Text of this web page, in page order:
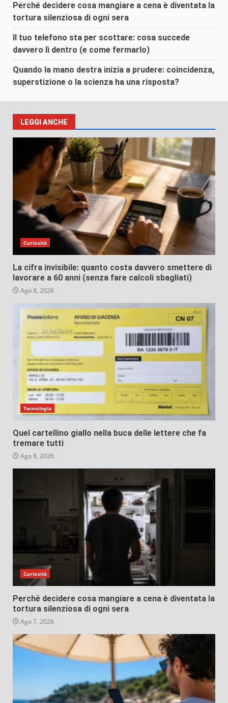
Perché decidere cosa mangiare a cena è diventata la
tortura silenziosa di ogni sera
Il tuo telefono sta per scottare: cosa succede
davvero lì dentro (e come fermarlo)
Quando la mano destra inizia a prudere: coincidenza,
superstizione o la scienza ha una risposta?
LEGGI ANCHE
Curiosità
La cifra invisibile: quanto costa davvero smettere di
lavorare a 60 anni (senza fare calcoli sbagliati)
Ago 8, 2026
Tecnologia
Quel cartellino giallo nella buca delle lettere che fa
tremare tutti
Ago 8, 2026
Curiosità
Perché decidere cosa mangiare a cena è diventata la
tortura silenziosa di ogni sera
Ago 7, 2026